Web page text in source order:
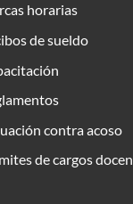
horarias
de sueldo
contra acoso
de cargos